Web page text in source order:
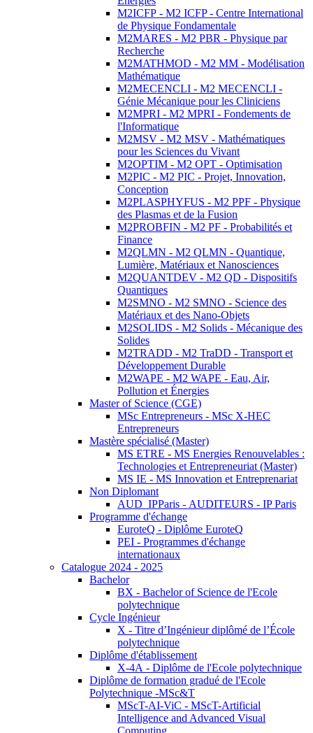
M2ICFP - M2 ICFP - Centre International
de Physique Fondamentale
M2MARES - M2 PBR - Physique par
Recherche
M2MATHMOD - M2 MM - Modélisation
Mathématique
M2MECENCLI - M2 MECENCLI -
Génie Mécanique pour les Cliniciens
M2MPRI - M2 MPRI - Fondements de
l'Informatique
M2MSV - M2 MSV - Mathématiques
pour les Sciences du Vivant
M2OPTIM - M2 OPT - Optimisation
M2PIC - M2 PIC - Projet, Innovation,
Conception
M2PLASPHYFUS - M2 PPF - Physique
des Plasmas et de la Fusion
M2PROBFIN - M2 PF - Probabilités et
Finance
M2QLMN - M2 QLMN - Quantique,
Lumière, Matériaux et Nanosciences
M2QUANTDEV - M2 QD - Dispositifs
Quantiques
M2SMNO - M2 SMNO - Science des
Matériaux et des Nano-Objets
M2SOLIDS - M2 Solids - Mécanique des
Solides
M2TRADD - M2 TraDD - Transport et
Développement Durable
M2WAPE - M2 WAPE - Eau, Air,
Pollution et Énergies
Master of Science (CGE)
MSc Entrepreneurs - MSc X-HEC
Entrepreneurs
Mastère spécialisé (Master)
MS ETRE - MS Energies Renouvelables :
Technologies et Entrepreneuriat (Master)
MS IE - MS Innovation et Entreprenariat
Non Diplomant
AUD_IPParis - AUDITEURS - IP Paris
Programme d'échange
EuroteQ - Diplôme EuroteQ
PEI - Programmes d'échange
internationaux
Catalogue 2024 - 2025
Bachelor
BX - Bachelor of Science de l'Ecole
polytechnique
Cycle Ingénieur
X - Titre d’Ingénieur diplômé de l’École
polytechnique
Diplôme d'établissement
X-4A - Diplôme de l'Ecole polytechnique
Diplôme de formation gradué de l'Ecole
Polytechnique -MSc&T
MScT-AI-ViC - MScT-Artificial
Intelligence and Advanced Visual
Computing